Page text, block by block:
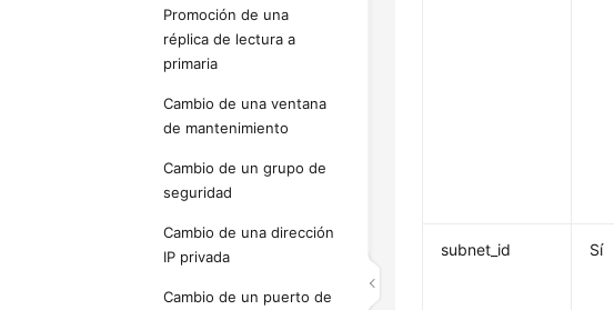
Promoción de una
réplica de lectura a
primaria
Cambio de una ventana
de mantenimiento
Cambio de un grupo de
seguridad
Cambio de una dirección
IP privada
Cambio de un puerto de
subnet_id Sí